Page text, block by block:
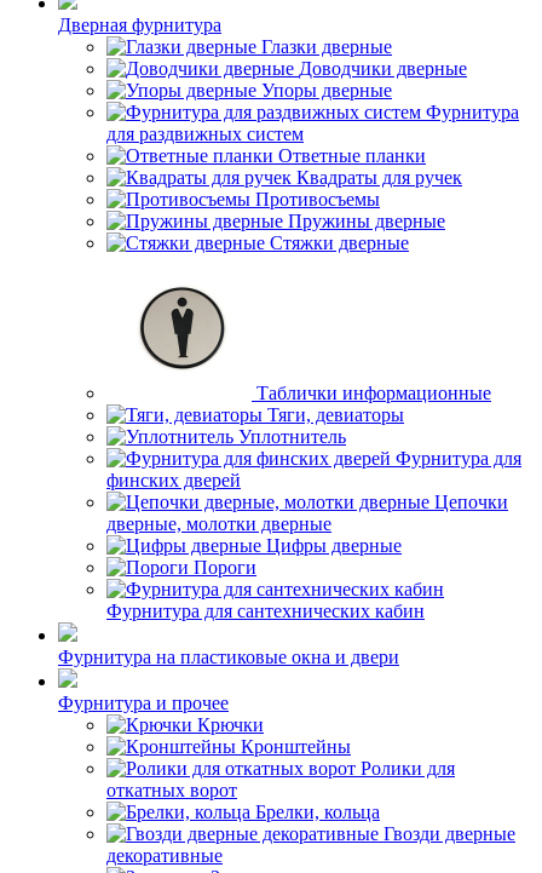
Дверная фурнитура
Глазки дверные
Доводчики дверные
Упоры дверные
Фурнитура
для раздвижных систем
Ответные планки
Квадраты для ручек
Противосъемы
Пружины дверные
Стяжки дверные
Таблички информационные
Тяги, девиаторы
Уплотнитель
Фурнитура для
финских дверей
Цепочки
дверные, молотки дверные
Цифры дверные
Пороги
Фурнитура для сантехнических кабин
Фурнитура на пластиковые окна и двери
Фурнитура и прочее
Крючки
Кронштейны
Ролики для
откатных ворот
Брелки, кольца
Гвозди дверные
декоративные